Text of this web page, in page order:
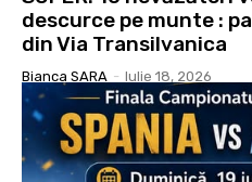
descurce pe munte :
din Via Transilvanica
Bianca SARA - Iulie 18, 2026